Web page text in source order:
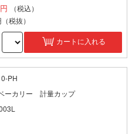
（税込）
（税抜）
カートに入れる
PH
ーカリー 計量カップ